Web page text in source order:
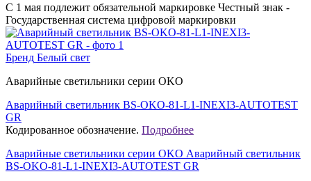
C 1 мая подлежит обязательной маркировке Честный знак -
Государственная система цифровой маркировки
Бренд Белый свет
Аварийные светильники серии OKO
Аварийный светильник BS-OKO-81-L1-INEXI3-AUTOTEST
GR
Кодированное обозначение. Подробнее
Аварийные светильники серии OKO Аварийный светильник
BS-OKO-81-L1-INEXI3-AUTOTEST GR